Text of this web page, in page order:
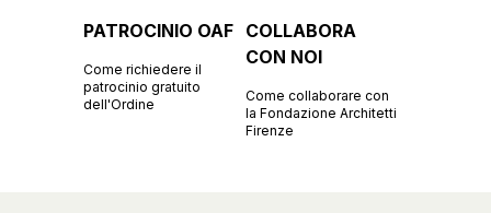
PATROCINIO OAF
Come richiedere il
patrocinio gratuito
dell'Ordine
COLLABORA
CON NOI
Come collaborare con
la Fondazione Architetti
Firenze